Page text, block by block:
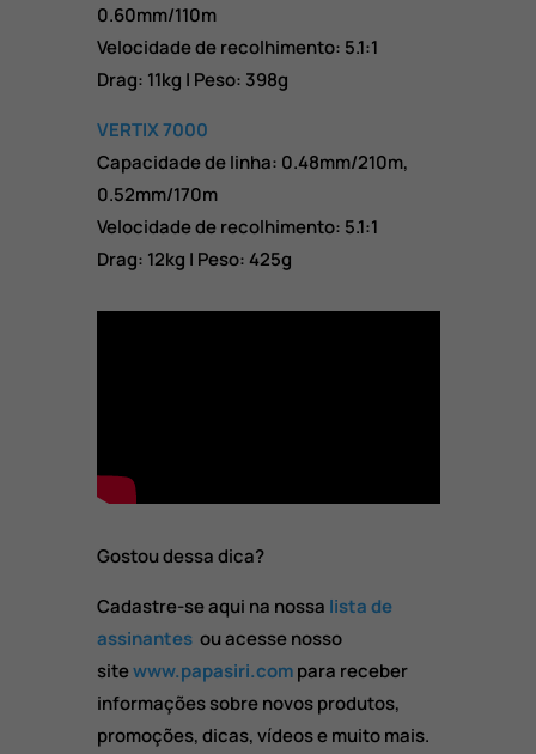
0.60mm/110m
Velocidade de recolhimento: 5.1:1
Drag: 11kg | Peso: 398g
VERTIX 7000
Capacidade de linha: 0.48mm/210m,
0.52mm/170m
Velocidade de recolhimento: 5.1:1
Drag: 12kg | Peso: 425g
Gostou dessa dica?
Cadastre-se aqui na nossa lista de
assinantesou acesse nosso
sitewww.papasiri.compara receber
informações sobre novos produtos,
promoções, dicas, vídeos e muito mais.